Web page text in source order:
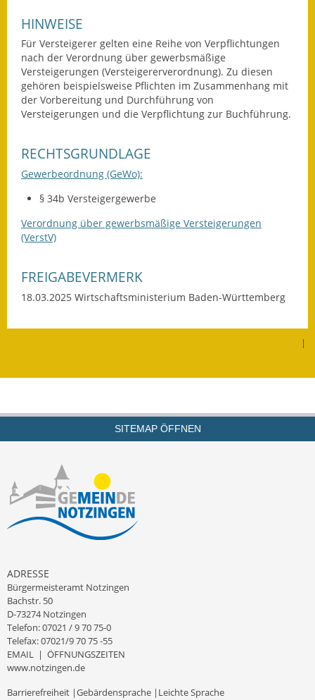
Kirchen
Termine &
Veranstaltungen
Wirtschaft
Ausschreibung von
HINWEISE
Für Versteigerer gelten eine Reihe von Verpflichtungen
nach der Verordnung über gewerbsmäßige
Versteigerungen (Versteigererverordnung). Zu diesen
gehören beispielsweise Pflichten im Zusammenhang mit
der Vorbereitung und Durchführung von
Versteigerungen und die Verpflichtung zur Buchführung.
RECHTSGRUNDLAGE
Gewerbeordnung (GeWo):
§ 34b Versteigergewerbe
Verordnung über gewerbsmäßige Versteigerungen
(VerstV)
FREIGABEVERMERK
18.03.2025 Wirtschaftsministerium Baden-Württemberg
|
SITEMAP ÖFFNEN
ADRESSE
Bürgermeisteramt Notzingen
Bachstr. 50
D-73274 Notzingen
Telefon: 07021 / 9 70 75-0
Telefax: 07021/9 70 75 -55
EMAIL | ÖFFNUNGSZEITEN
www.notzingen.de
Barrierefreiheit |Gebärdensprache | Leichte Sprache